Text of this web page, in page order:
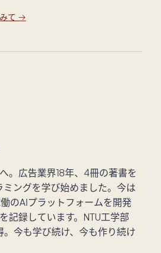
て →
。広告業界18年、4冊の著書を
ングを学び始めました。今は
のAIプラットフォームを開発
記録しています。NTU工学部
今も学び続け、今も作り続け